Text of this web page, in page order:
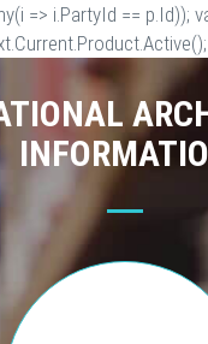
=> i.PartyId == p.Id));